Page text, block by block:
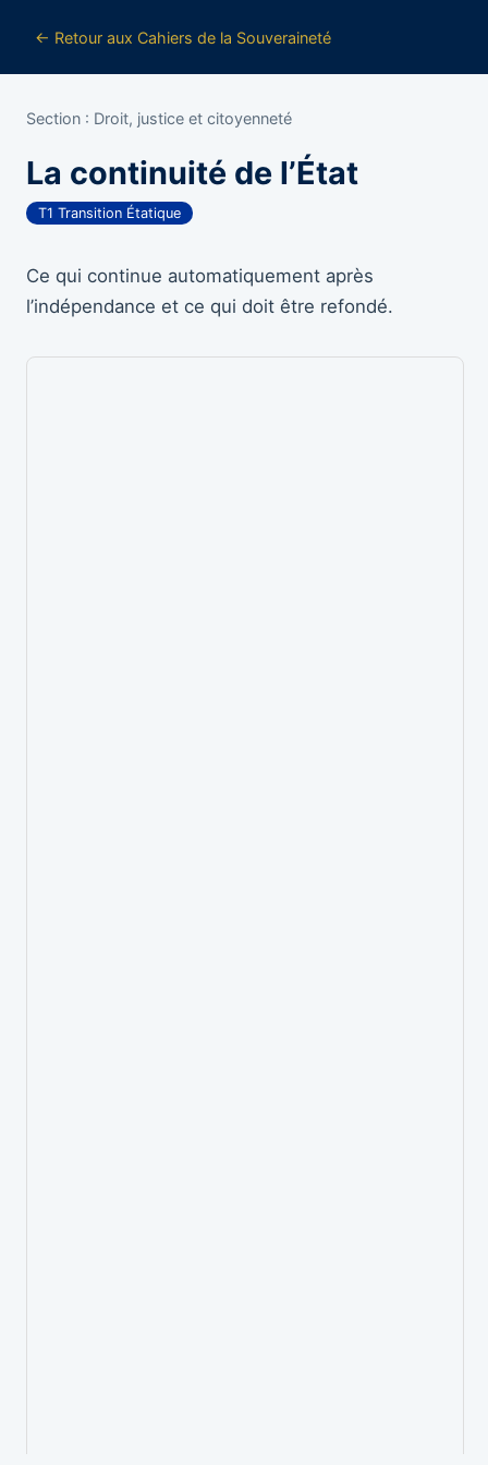
← Retour aux Cahiers de la Souveraineté
Section : Droit, justice et citoyenneté
La continuité de l’État
T1 Transition Étatique
Ce qui continue automatiquement après
l’indépendance et ce qui doit être refondé.